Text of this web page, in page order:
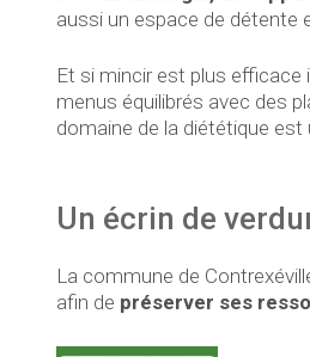
aussi un espace de détente
Et si mincir est plus efficace
menus équilibrés avec des
domaine de la diététique
Un écrin de
La commune de
afin de préserver ses